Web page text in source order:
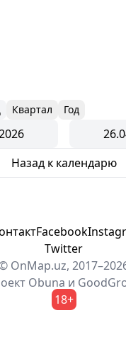
Квартал Год
Назад к календарю
Facebook
Twitter
OnMap.uz,
Obuna и
18+